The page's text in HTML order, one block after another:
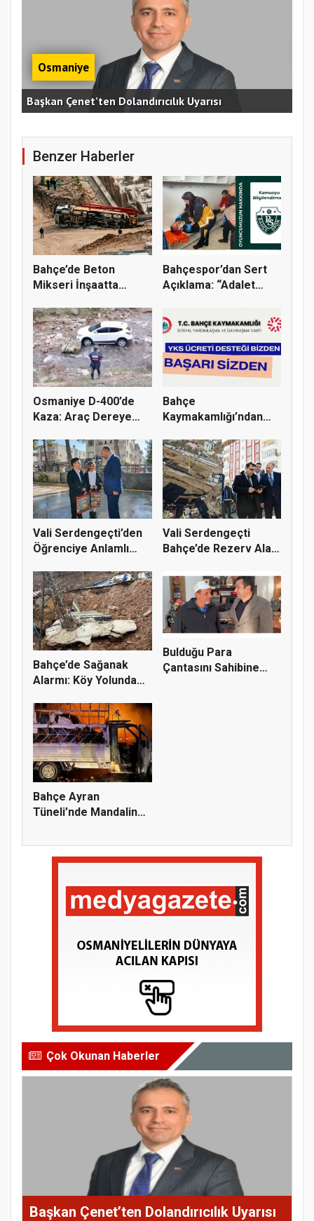
Osmaniye
Osmaniye'de Ertelenen Huzur Toplantısı 6
Ağustos'ta Yapılacak
Benzer Haberler
Bahçe’de Beton
Mikseri İnşaatta
Bahçespor’dan Sert
Açıklama: “Adalet
Osmaniye D-400’de
Kaza: Araç Dereye
Bahçe
Kaymakamlığı’ndan
Sınav...
Vali Serdengeçti’den
Öğrenciye Anlamlı
Vali Serdengeçti
Bahçe’de Rezerv Alan
Bahçe’de Sağanak
Alarmı: Köy Yolunda
Bulduğu Para
Çantasını Sahibine
Bahçe Ayran
Tüneli’nde Mandalina
Çok Okunan Haberler
Başkan Çenet’ten Dolandırıcılık Uyarısı